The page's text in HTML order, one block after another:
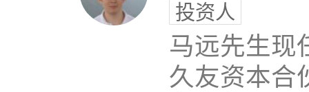
投资人
马远先生现
久友资本合